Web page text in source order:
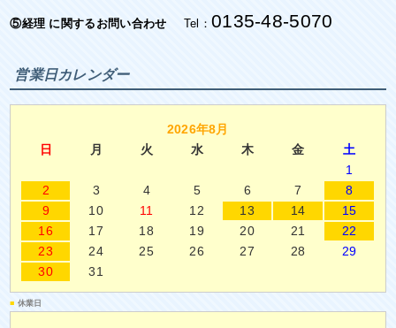
⑤経理 に関するお問い合わせ Tel： 0135-48-5070
営業日カレンダー
2026年8月
日
月 火 水 木 金
土
1
2
3 4 5 6 7
8
9
10 11 12 13 14
15
16
17 18 19 20 21
22
23
24 25 26 27 28
29
30
31
■ 休業日